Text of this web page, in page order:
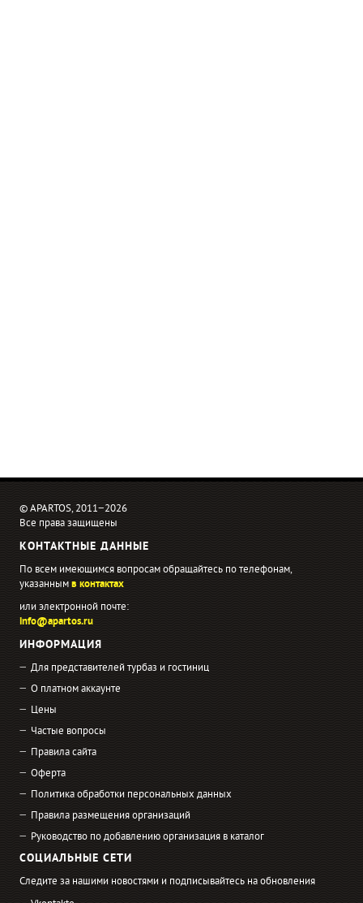
© APARTOS, 2011−2026
Все права защищены
КОНТАКТНЫЕ ДАННЫЕ
По всем имеющимся вопросам обращайтесь по телефонам,
указаннымв контактах
или электронной почте:
info@apartos.ru
ИНФОРМАЦИЯ
Для представителей турбаз и гостиниц
О платном аккаунте
Цены
Частые вопросы
Правила сайта
Оферта
Политика обработки персональных данных
Правила размещения организаций
Руководство по добавлению организация в каталог
СОЦИАЛЬНЫЕ СЕТИ
Следите за нашими новостями и подписывайтесь на обновления